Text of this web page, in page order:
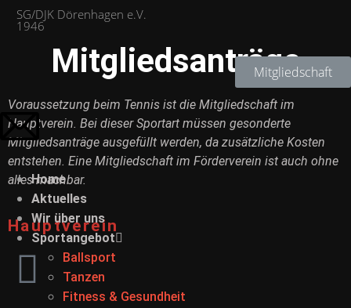
Mitgliedschaft
Home
Aktuelles
Wir über uns
Sportangebot
Ballsport
Tanzen
Fitness & Gesundheit
SG/DJK Dörenhagen e.V.
1946
Mitgliedsanträge
Voraussetzung beim Tennis ist die Mitgliedschaft im
Hauptverein. Bei dieser Sportart müssen gesonderte
Mitgliedsanträge ausgefüllt werden, da zusätzliche Kosten
entstehen. Eine Mitgliedschaft im Förderverein ist auch ohne
alles machbar.
Hauptverein